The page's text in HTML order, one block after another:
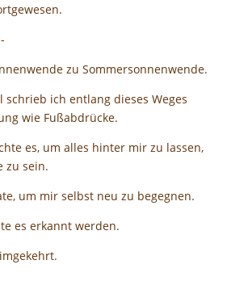
zu Sommersonnenwende.
schrieb ich entlang dieses Weges
wie Fußabdrücke.
es, um alles hinter mir zu lassen,
zu sein.
um mir selbst neu zu begegnen.
es erkannt werden.